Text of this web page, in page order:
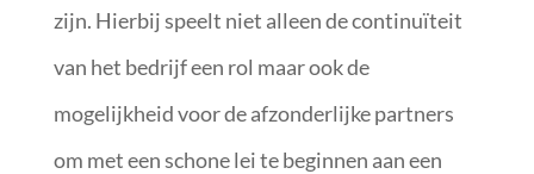
zijn. Hierbij speelt niet alleen de continuïteit
van het bedrijf een rol maar ook de
mogelijkheid voor de afzonderlijke partners
om met een schone lei te beginnen aan een